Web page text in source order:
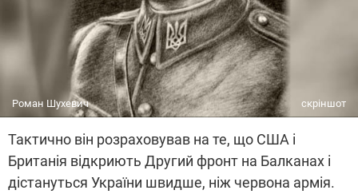
Роман Шухевич скріншот
Тактично він розраховував на те, що США і
Британія відкриють Другий фронт на Балканах і
дістануться України швидше, ніж червона армія.